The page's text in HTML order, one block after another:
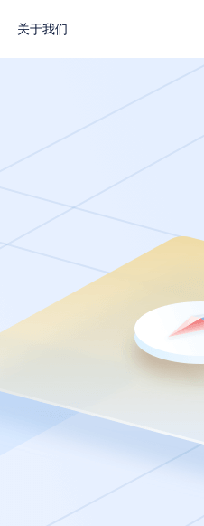
关于我们